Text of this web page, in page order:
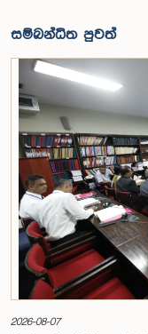
සම්බන්ධිත පුවත්
2026-08-07